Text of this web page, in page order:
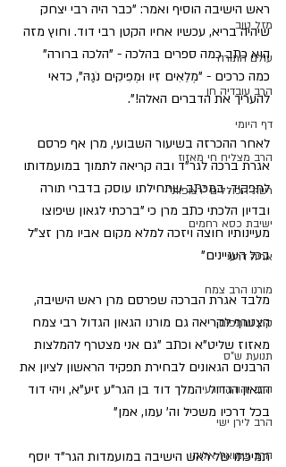
מזל טוב
עולם התורה
הרב עובדיה חן
דף היומי
הרב מצליח חי מאזוז
רשת הכוללים "רצופות"
ישיבת כסא רחמים
אריה דרעי
מורנו הרב צמח
קרן שותפים
תנועת ש"ס
הרב יהודה דרעי
הרב לירן ישי
הרב שמואל אליהו
ראש הישיבה הוסיף ואמר: "כבר היה רבי יצחק
שיהיה בריא, עכשיו אחיו הקטן רבי דוד. וחוץ מזה
הוא כתב כמה ספרים בהלכה - "הלכה ברורה"
כמה כרכים - "מְלֵאִים זִיו וּמְפִיקִים נֹגַהּ", כדאי
להעריך את הדברים האלה!".
לאחר ההכרזה בשיעור השבועי, מרן אף פרסם
אגרת ברכה לגר"ד ובה קריאה לתמוך במועמדותו
לתפקיד, במכתב שתחילתו עוסק בדברי תורה
ובדיון הלכתי כתב מרן כי "ברכתי לגאון שיפוצו
מעיינותיו חוצה ויזכה למלא מקום אביו מרן זצ"ל
בכל העניינים"
מלבד אגרת הברכה שפרסם מרן ראש הישיבה,
הצטרף לקריאה גם מורנו הגאון הגדול רבי צמח
מאזוז שליט"א וכתב "גם אני מצטרף להמלצות
הרבנים הגאונים לבחירת תפקיד הראשון לציון את
הגאון הגדול  המלך דוד בן הגר"ע זיע"א, ויהי דוד
בכל דרכיו משכיל וה' עמו, אמן"
תמיכתו של ראש הישיבה במועמדות הגר"ד יוסף